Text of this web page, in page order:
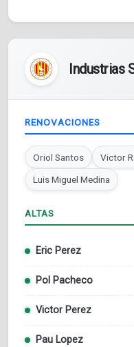
Industrias
RENOVACIONES
Oriol Santos Victor
Luis Miguel Medina
ALTAS
Eric Perez
Pol Pacheco
Victor Perez
Pau Lopez